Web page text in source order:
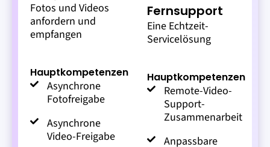
Fotos und Videos
anfordern und
empfangen
Hauptkompetenzen
Asynchrone
Fotofreigabe
Asynchrone
Video-Freigabe
Fernsupport
Eine Echtzeit-
Servicelösung
Hauptkompetenzen
Remote-Video-
Support-
Zusammenarbeit
Anpassbare